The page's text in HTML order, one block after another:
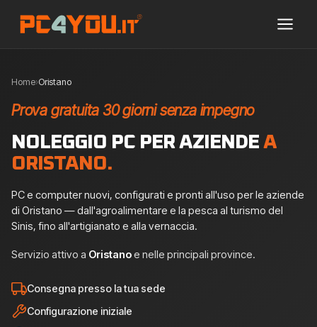
Home›Oristano
Prova gratuita 30 giorni senza impegno
NOLEGGIO PC PER AZIENDE A
ORISTANO.
PC e computer nuovi, configurati e pronti all'uso per le aziende
di Oristano — dall'agroalimentare e la pesca al turismo del
Sinis, fino all'artigianato e alla vernaccia.
Servizio attivo a Oristanoe nelle principali province.
Consegna presso la tua sede
Configurazione iniziale